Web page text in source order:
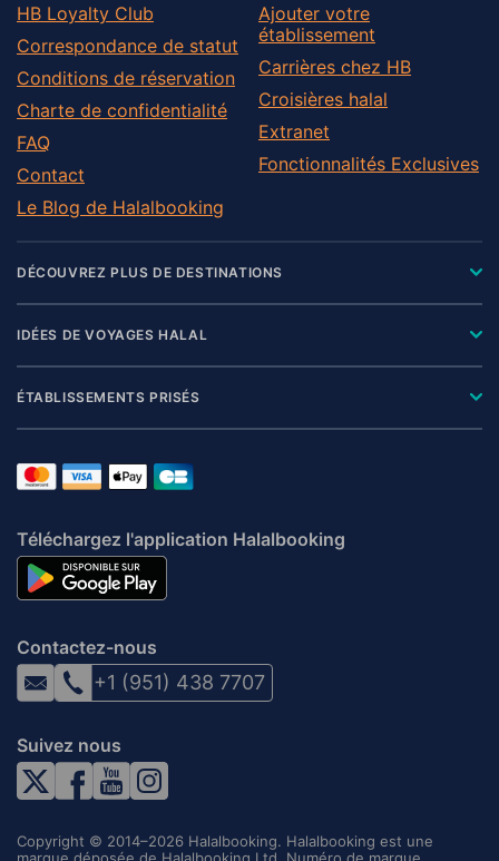
HB Loyalty Club
Correspondance de statut
Conditions de réservation
Charte de confidentialité
FAQ
Contact
Le Blog de Halalbooking
Ajouter votre
établissement
Carrières chez HB
Croisières halal
Extranet
Fonctionnalités Exclusives
DÉCOUVREZ PLUS DE DESTINATIONS
IDÉES DE VOYAGES HALAL
ÉTABLISSEMENTS PRISÉS
Téléchargez l'application Halalbooking
Contactez-nous
+1 (951) 438 7707
Suivez nous
Copyright © 2014–2026 Halalbooking. Halalbooking est une
marque déposée de Halalbooking Ltd. Numéro de marque